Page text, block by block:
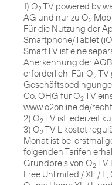
1) O2TV powered by
AG und nur zu O2
Für die Nutzung der
Smartphone/Tablet
SmartTV ist eine
Anerkennung der
erforderlich. Für O2TV
Co. OHG für O2TV
www.o2online.de/
2) O2TV ist jederzeit
3) O2TV L kostet
Monat ist bei
folgenden Tarifen
Grundpreis von O2TV
Free Unlimited / XL / L;